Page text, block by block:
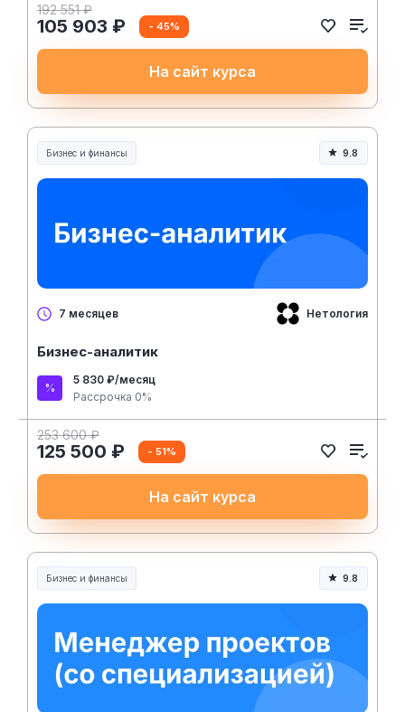
192 551 ₽
105 903 ₽ - 45%
На сайт курса
Бизнес и финансы 9.8
7 месяцев Нетология
Бизнес-аналитик
5 830 ₽/месяц
Рассрочка 0%
253 600 ₽
125 500 ₽ - 51%
На сайт курса
Бизнес и финансы 9.8